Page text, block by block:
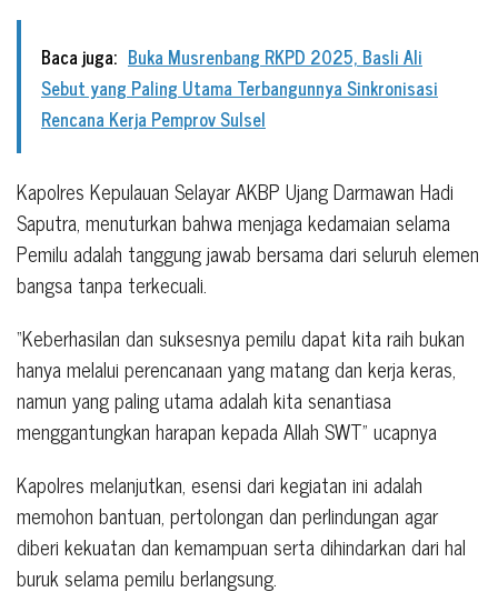
Baca juga: Buka Musrenbang RKPD 2025, Basli Ali
Sebut yang Paling Utama Terbangunnya Sinkronisasi
Rencana Kerja Pemprov Sulsel
Kapolres Kepulauan Selayar AKBP Ujang Darmawan Hadi
Saputra, menuturkan bahwa menjaga kedamaian selama
Pemilu adalah tanggung jawab bersama dari seluruh elemen
bangsa tanpa terkecuali.
“Keberhasilan dan suksesnya pemilu dapat kita raih bukan
hanya melalui perencanaan yang matang dan kerja keras,
namun yang paling utama adalah kita senantiasa
menggantungkan harapan kepada Allah SWT” ucapnya
Kapolres melanjutkan, esensi dari kegiatan ini adalah
memohon bantuan, pertolongan dan perlindungan agar
diberi kekuatan dan kemampuan serta dihindarkan dari hal
buruk selama pemilu berlangsung.